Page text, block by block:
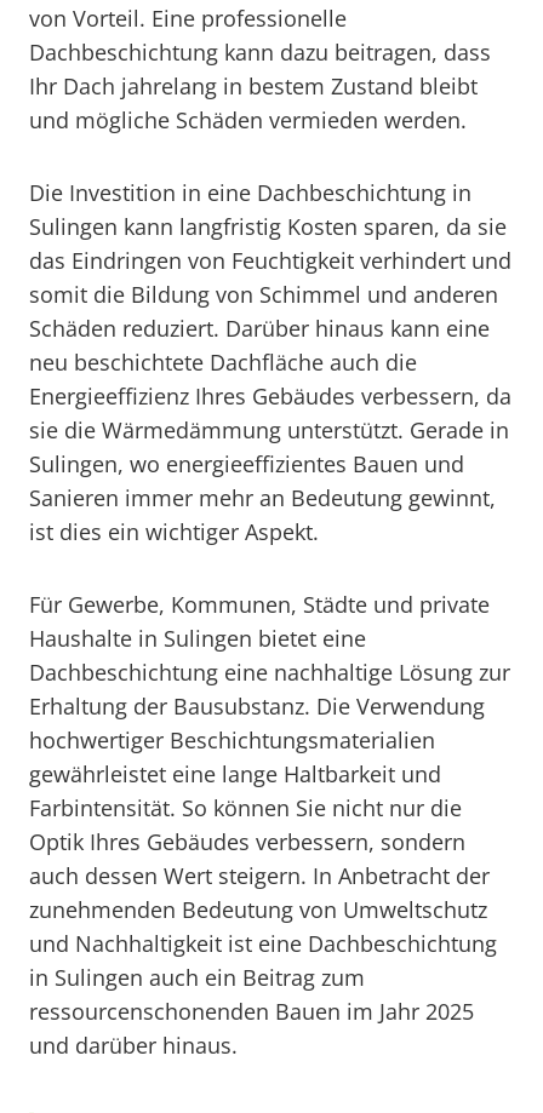
von Vorteil. Eine professionelle
Dachbeschichtung kann dazu beitragen, dass
Ihr Dach jahrelang in bestem Zustand bleibt
und mögliche Schäden vermieden werden.
Die Investition in eine Dachbeschichtung in
Sulingen kann langfristig Kosten sparen, da sie
das Eindringen von Feuchtigkeit verhindert und
somit die Bildung von Schimmel und anderen
Schäden reduziert. Darüber hinaus kann eine
neu beschichtete Dachfläche auch die
Energieeffizienz Ihres Gebäudes verbessern, da
sie die Wärmedämmung unterstützt. Gerade in
Sulingen, wo energieeffizientes Bauen und
Sanieren immer mehr an Bedeutung gewinnt,
ist dies ein wichtiger Aspekt.
Für Gewerbe, Kommunen, Städte und private
Haushalte in Sulingen bietet eine
Dachbeschichtung eine nachhaltige Lösung zur
Erhaltung der Bausubstanz. Die Verwendung
hochwertiger Beschichtungsmaterialien
gewährleistet eine lange Haltbarkeit und
Farbintensität. So können Sie nicht nur die
Optik Ihres Gebäudes verbessern, sondern
auch dessen Wert steigern. In Anbetracht der
zunehmenden Bedeutung von Umweltschutz
und Nachhaltigkeit ist eine Dachbeschichtung
in Sulingen auch ein Beitrag zum
ressourcenschonenden Bauen im Jahr 2025
und darüber hinaus.